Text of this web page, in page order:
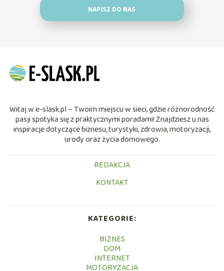
NAPISZ DO NAS
Witaj w e-slask.pl – Twoim miejscu w sieci, gdzie różnorodność
pasji spotyka się z praktycznymi poradami! Znajdziesz u nas
inspiracje dotyczące biznesu, turystyki, zdrowia, motoryzacji,
urody oraz życia domowego.
REDAKCJA
KONTAKT
KATEGORIE:
BIZNES
DOM
INTERNET
MOTORYZACJA